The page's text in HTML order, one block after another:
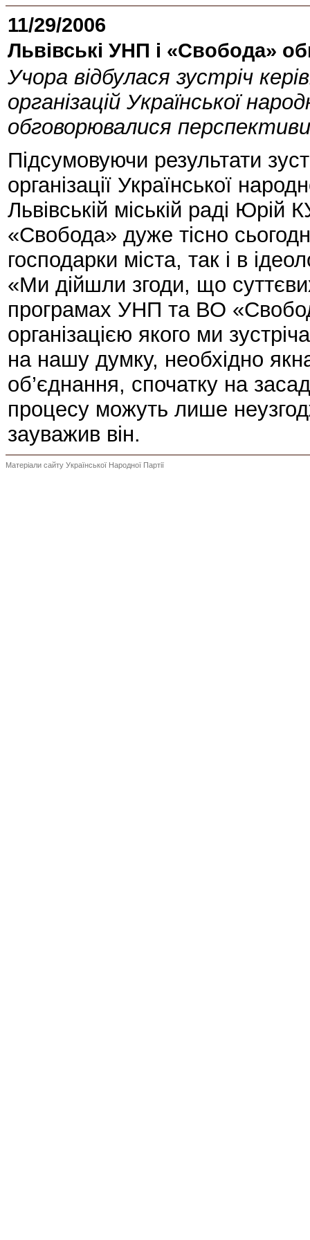
11/29/2006
Львівські УНП і «Свобода»
Учора відбулася зустріч
організацій Української
обговорювалися
Підсумовуючи результати
організації Української
Львівській міській раді
«Свобода» дуже тісно
господарки міста, так і в
«Ми дійшли згоди, що
програмах УНП та ВО
організацією якого ми
на нашу думку, необхідно
об’єднання, спочатку на
процесу можуть лише
зауважив він.
Матеріали сайту Української Народної Партії